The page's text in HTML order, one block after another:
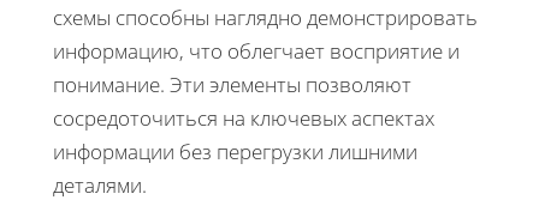
схемы способны наглядно демонстрировать
информацию, что облегчает восприятие и
понимание. Эти элементы позволяют
сосредоточиться на ключевых аспектах
информации без перегрузки лишними
деталями.